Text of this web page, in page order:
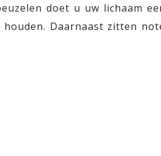
doet u uw lichaam
Daarnaast zitten